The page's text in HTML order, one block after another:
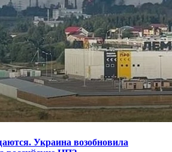
Украина возобновила